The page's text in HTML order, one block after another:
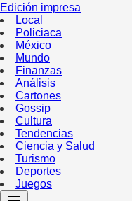
Edición impresa
Local
Policiaca
México
Mundo
Finanzas
Análisis
Cartones
Gossip
Cultura
Tendencias
Ciencia y Salud
Turismo
Deportes
Juegos